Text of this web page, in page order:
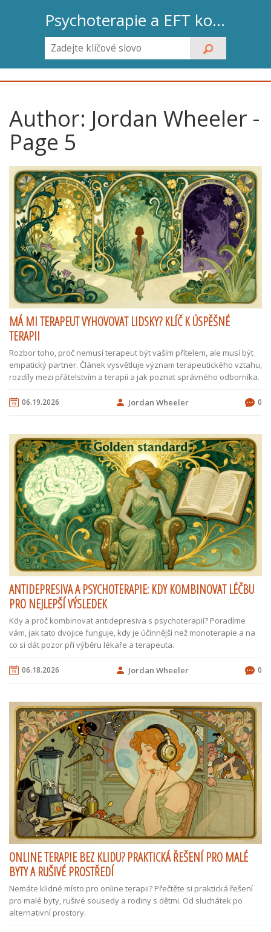
Psychoterapie a EFT koučink
Author: Jordan Wheeler -
Page 5
MÁ MI TERAPEUT VYHOVOVAT LIDSKY? KLÍČ K ÚSPĚŠNÉ
TERAPII
Rozbor toho, proč nemusí terapeut být vaším přítelem, ale musí být
empatický partner. Článek vysvětluje význam terapeutického vztahu,
rozdíly mezi přátelstvím a terapií a jak poznat správného odborníka.
06.19.2026 Jordan Wheeler 0
ANTIDEPRESIVA A PSYCHOTERAPIE: KDY KOMBINOVAT LÉČBU
PRO NEJLEPŠÍ VÝSLEDEK
Kdy a proč kombinovat antidepresiva s psychoterapií? Poradíme
vám, jak tato dvojice funguje, kdy je účinnější než monoterapie a na
co si dát pozor při výběru lékaře a terapeuta.
06.18.2026 Jordan Wheeler 0
ONLINE TERAPIE BEZ KLIDU? PRAKTICKÁ ŘEŠENÍ PRO MALÉ
BYTY A RUŠIVÉ PROSTŘEDÍ
Nemáte klidné místo pro online terapii? Přečtěte si praktická řešení
pro malé byty, rušivé sousedy a rodiny s dětmi. Od sluchátek po
alternativní prostory.